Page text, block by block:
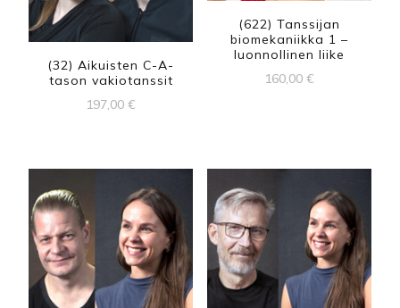
(32) Aikuisten C-A-
tason vakiotanssit
197,00€
(622) Tanssijan
biomekaniikka 1 –
luonnollinen liike
160,00 €